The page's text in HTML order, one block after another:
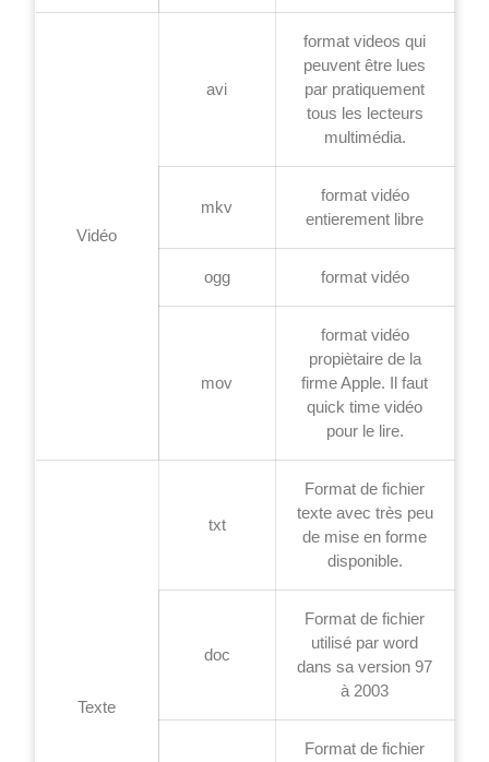
Vidéo
avi
format videos qui
peuvent être lues
par pratiquement
tous les lecteurs
multimédia.
mkv
format vidéo
entierement libre
ogg format vidéo
mov
format vidéo
propiètaire de la
firme Apple. Il faut
quick time vidéo
pour le lire.
Texte
txt
Format de fichier
texte avec très peu
de mise en forme
disponible.
doc
Format de fichier
utilisé par word
dans sa version 97
à 2003
Format de fichier